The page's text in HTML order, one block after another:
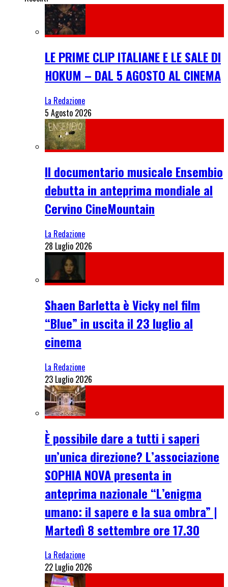
LE PRIME CLIP ITALIANE E LE SALE DI
HOKUM – DAL 5 AGOSTO AL CINEMA
La Redazione
5 Agosto 2026
Il documentario musicale Ensembio
debutta in anteprima mondiale al
Cervino CineMountain
La Redazione
28 Luglio 2026
Shaen Barletta è Vicky nel film
“Blue” in uscita il 23 luglio al
cinema
La Redazione
23 Luglio 2026
È possibile dare a tutti i saperi
un’unica direzione? L’associazione
SOPHIA NOVA presenta in
anteprima nazionale “L’enigma
umano: il sapere e la sua ombra” |
Martedì 8 settembre ore 17.30
La Redazione
22 Luglio 2026